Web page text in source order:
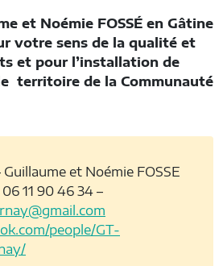
et Noémie FOSSÉ en Gâtine
votre sens de la qualité et
et pour l’installation de
territoire de la Communauté
Guillaume et Noémie FOSSE
11 90 46 34 –
people/GT-